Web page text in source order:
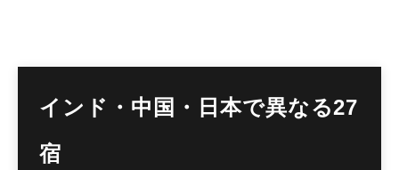
インド・中国・日本で異なる27
宿